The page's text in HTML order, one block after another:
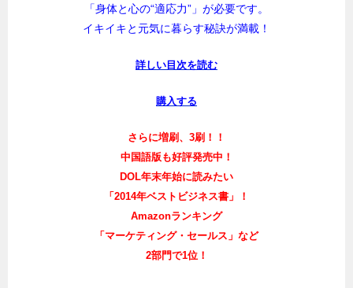
「身体と心の“適応力”」が必要です。
イキイキと元気に暮らす秘訣が満載！
詳しい目次を読む
購入する
さらに増刷、3刷！！
中国語版も好評発売中！
DOL年末年始に読みたい
「2014年ベストビジネス書」！
Amazonランキング
「マーケティング・セールス」など
2部門で1位！